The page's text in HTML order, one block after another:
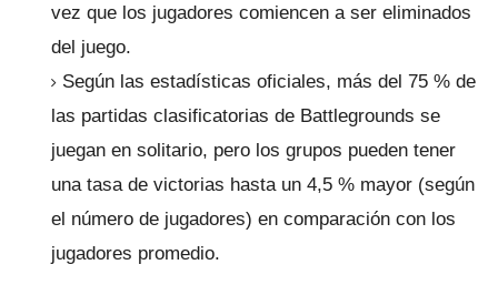
vez que los jugadores comiencen a ser eliminados
del juego.
Según las estadísticas oficiales, más del 75 % de
las partidas clasificatorias de Battlegrounds se
juegan en solitario, pero los grupos pueden tener
una tasa de victorias hasta un 4,5 % mayor (según
el número de jugadores) en comparación con los
jugadores promedio.